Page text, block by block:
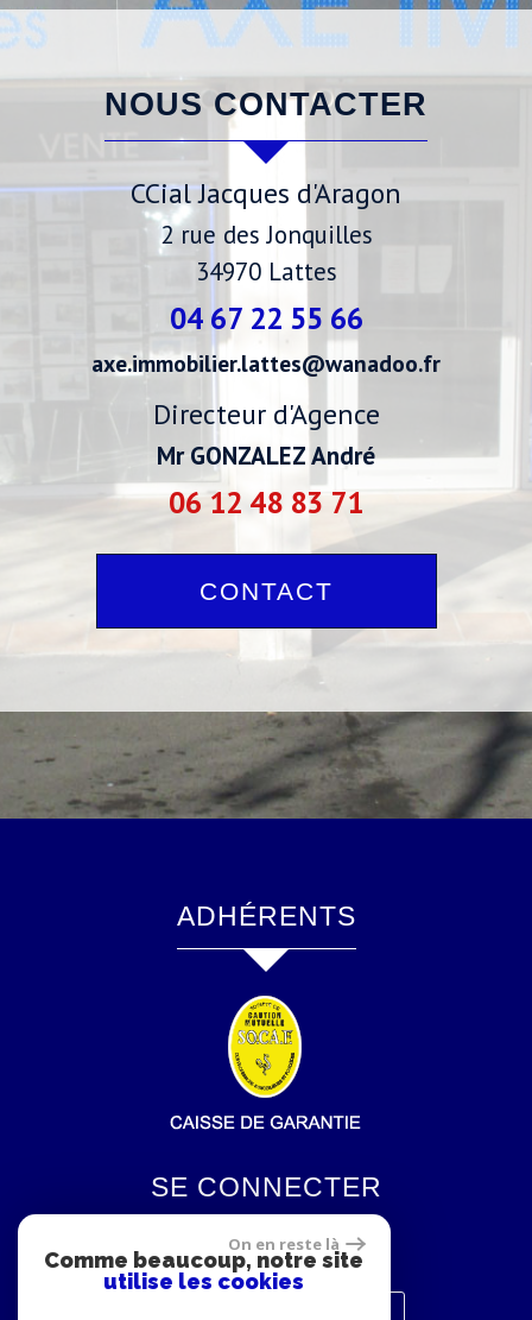
NOUS CONTACTER
CCial Jacques d'Aragon
2 rue des Jonquilles
34970 Lattes
04 67 22 55 66
axe.immobilier.lattes@wanadoo.fr
Directeur d'Agence
Mr GONZALEZ André
06 12 48 83 71
CONTACT
ADHÉRENTS
SE CONNECTER
On en reste là
Comme beaucoup, notre site
utilise les cookies